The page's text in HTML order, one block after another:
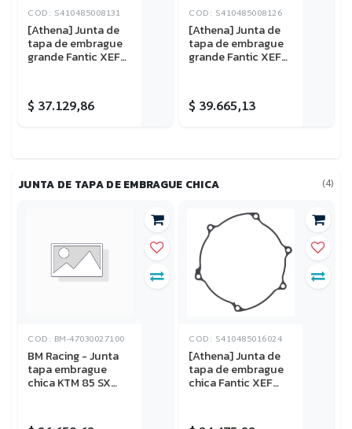
COD: S410485008131
[Athena] Junta de
tapa de embrague
grande Fantic XEF
26, Yamaha WR
250F 20-26, YZ
$ 37.129,86
COD: S410485008126
[Athena] Junta de
tapa de embrague
grande Fantic XEF
WR 450F 21-23
$ 39.665,13
JUNTA DE TAPA DE EMBRAGUE CHICA (4)
COD: BM-47030027100
BM Racing - Junta
tapa embrague
chica KTM 85 SX
COD: S410485016024
[Athena] Junta de
tapa de embrague
chica Fantic XEF
26, Yamaha WR